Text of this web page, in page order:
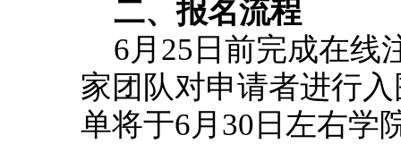
二、报名流程
6月25日前完成在线
家团队对申请者进行
单将于6月30日左右学